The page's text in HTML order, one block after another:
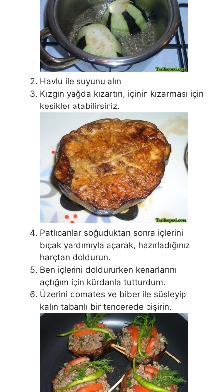
Havlu ile suyunu alın
Kızgın yağda kızartın, içinin kızarması için
kesikler atabilirsiniz.
Patlıcanlar soğuduktan sonra içlerini
bıçak yardımıyla açarak, hazırladığınız
harçtan doldurun.
Ben içlerini doldururken kenarlarını
açtığım için kürdanla tutturdum.
Üzerini domates ve biber ile süsleyip
kalın tabanlı bir tencerede pişirin.